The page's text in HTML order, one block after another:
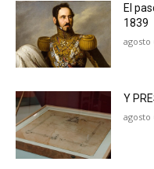
El
1839
agosto
Y
agosto